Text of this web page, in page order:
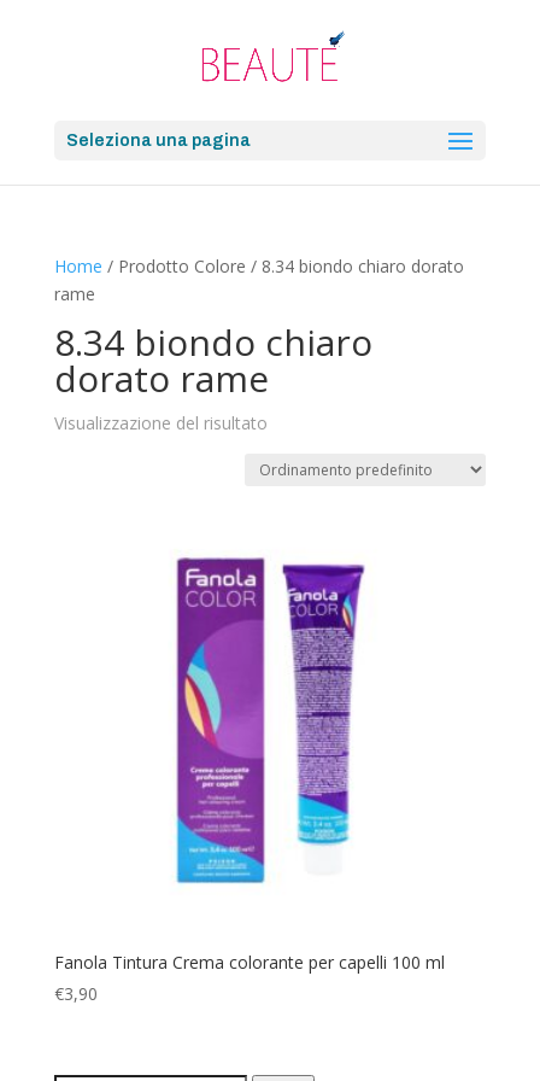
Seleziona una pagina
Home / Prodotto Colore / 8.34 biondo chiaro dorato
rame
8.34 biondo chiaro
dorato rame
Visualizzazione del risultato
Fanola Tintura Crema colorante per capelli 100 ml
€3,90